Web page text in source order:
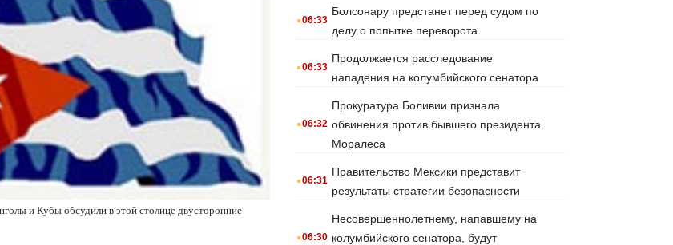
и Кубы обсудили в этой столице двусторонние
.06:33
Болсонару предстанет перед судом по
делу о попытке переворота
.06:33
Продолжается расследование
нападения на колумбийского сенатора
.06:32
Прокуратура Боливии признала
обвинения против бывшего президента
Моралеса
.06:31
Правительство Мексики представит
результаты стратегии безопасности
.06:30
Несовершеннолетнему, напавшему на
колумбийского сенатора, будут